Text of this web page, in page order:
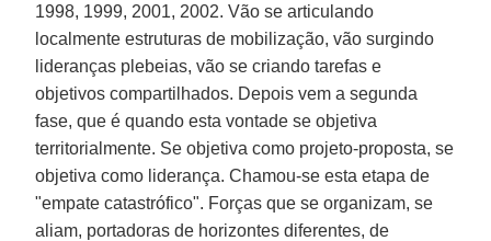
1998, 1999, 2001, 2002. Vão se articulando
localmente estruturas de mobilização, vão surgindo
lideranças plebeias, vão se criando tarefas e
objetivos compartilhados. Depois vem a segunda
fase, que é quando esta vontade se objetiva
territorialmente. Se objetiva como projeto-proposta, se
objetiva como liderança. Chamou-se esta etapa de
"empate catastrófico". Forças que se organizam, se
aliam, portadoras de horizontes diferentes, de